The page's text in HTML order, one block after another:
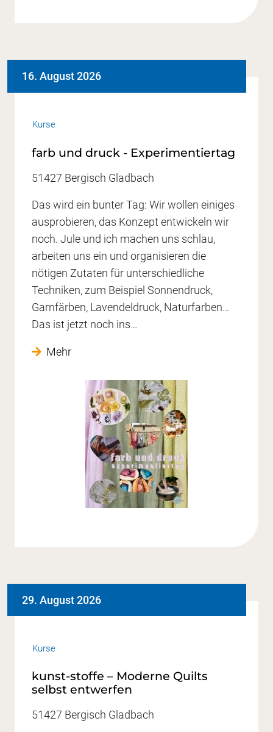
Kurse
16. August 2026
farb und druck - Experimentiertag
51427 Bergisch Gladbach
Das wird ein bunter Tag: Wir wollen einiges
ausprobieren, das Konzept entwickeln wir
noch. Jule und ich machen uns schlau,
arbeiten uns ein und organisieren die
nötigen Zutaten für unterschiedliche
Techniken, zum Beispiel Sonnendruck,
Garnfärben, Lavendeldruck, Naturfarben…
Das ist jetzt noch ins…
Mehr
Kurse
29. August 2026
kunst-stoffe – Moderne Quilts
selbst entwerfen
51427 Bergisch Gladbach